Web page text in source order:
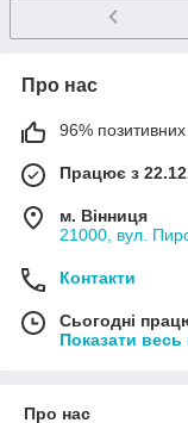
Про нас
96% позитивних
Працює з
м. Вінниця
21000, вул.
Контакти
Сьогодні
Показати весь
Про нас